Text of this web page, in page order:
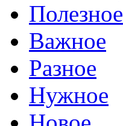
Полезное
Важное
Разное
Нужное